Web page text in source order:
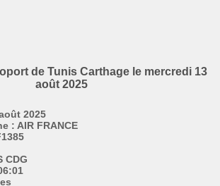
de Tunis Carthage le mercredi 13
août 2025
2025
: AIR FRANCE
CDG